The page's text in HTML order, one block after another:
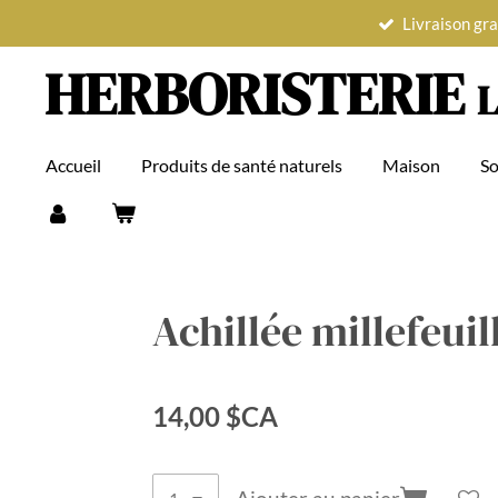
principal
Livraison
HERBORISTERIE
Accueil Produits de santé naturels Maison
Achillée
14,00 $CA